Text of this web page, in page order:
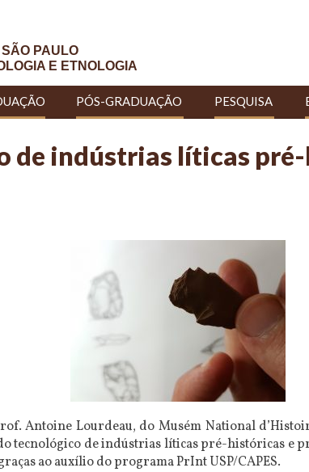
PAULO
E ETNOLOGIA
PÓS-GRADUAÇÃO PESQUISA
de indústrias líticas
Antoine Lourdeau, do Musém National
tecnológico de indústrias líticas pré-históricas e
ao auxílio do programa PrInt USP/CAPES.